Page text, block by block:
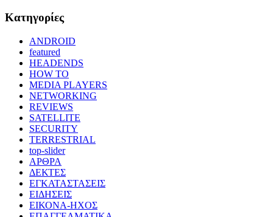
Kατηγορίες
ANDROID
featured
HEADENDS
HOW TO
MEDIA PLAYERS
NETWORKING
REVIEWS
SATELLITE
SECURITY
TERRESTRIAL
top-slider
ΑΡΘΡΑ
ΔΕΚΤΕΣ
ΕΓΚΑΤΑΣΤΑΣΕΙΣ
ΕΙΔΗΣΕΙΣ
ΕΙΚΟΝΑ-ΗΧΟΣ